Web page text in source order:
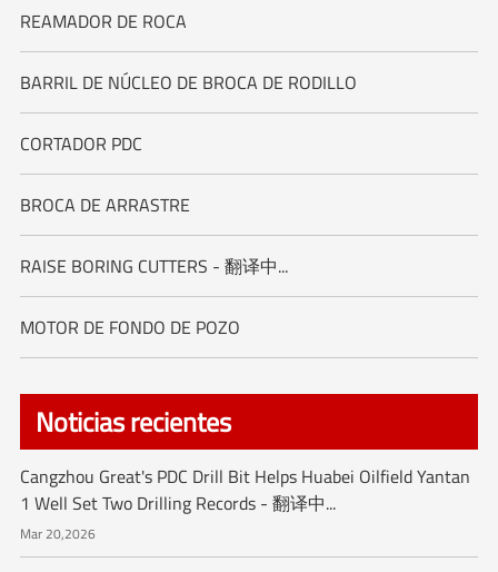
REAMADOR DE ROCA
BARRIL DE NÚCLEO DE BROCA DE RODILLO
CORTADOR PDC
BROCA DE ARRASTRE
RAISE BORING CUTTERS - 翻译中...
MOTOR DE FONDO DE POZO
Noticias recientes
Cangzhou Great's PDC Drill Bit Helps Huabei Oilfield Yantan
1 Well Set Two Drilling Records - 翻译中...
Mar 20,2026